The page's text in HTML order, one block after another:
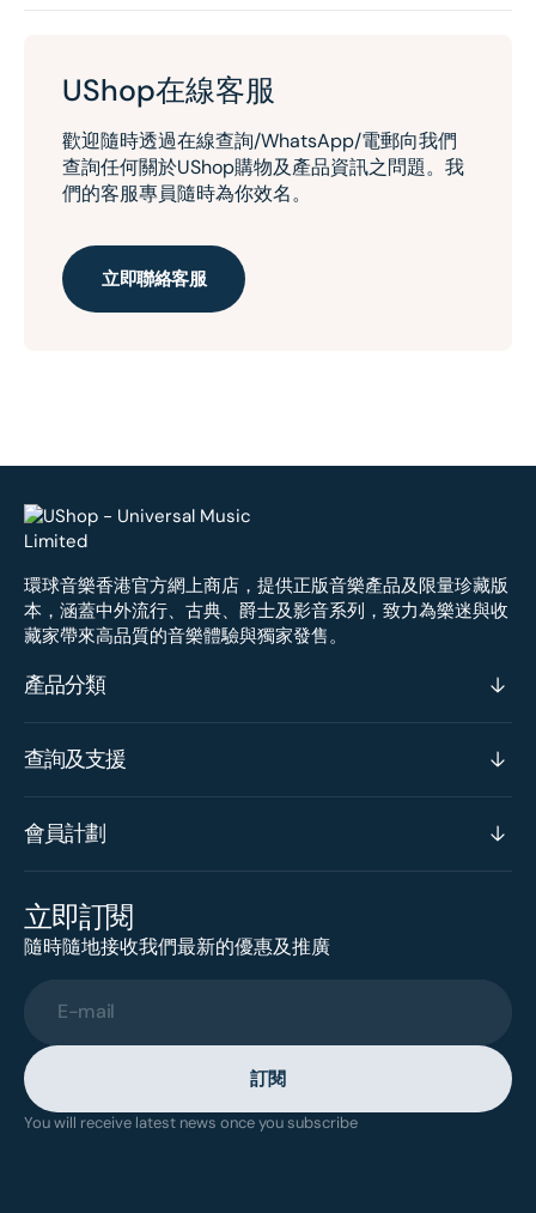
UShop在線客服
歡迎隨時透過在線查詢/WhatsApp/電郵向我們
查詢任何關於UShop購物及產品資訊之問題。我
們的客服專員隨時為你效名。
立即聯絡客服
環球音樂香港官方網上商店，提供正版音樂產品及限量珍藏版
本，涵蓋中外流行、古典、爵士及影音系列，致力為樂迷與收
藏家帶來高品質的音樂體驗與獨家發售。
產品分類
查詢及支援
會員計劃
立即訂閱
隨時隨地接收我們最新的優惠及推廣
E-mail
訂閱
You will receive latest news once you subscribe